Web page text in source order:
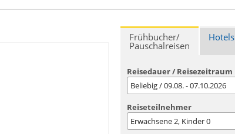
Frühbucher/
Pauschalreisen
Hotels
Reisedauer / Reisezeitraum
Beliebig / 09.08. - 07.10.2026
Reiseteilnehmer
Erwachsene2, Kinder0